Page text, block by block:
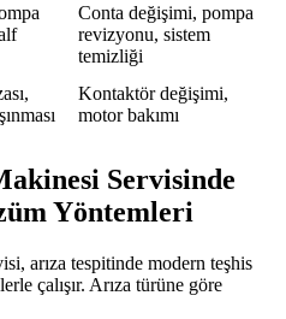
Conta değişimi, pompa
revizyonu, sistem
temizliği
Kontaktör değişimi,
motor bakımı
Servisinde
Yöntemleri
arıza tespitinde modern teşhis
çalışır. Arıza türüne göre